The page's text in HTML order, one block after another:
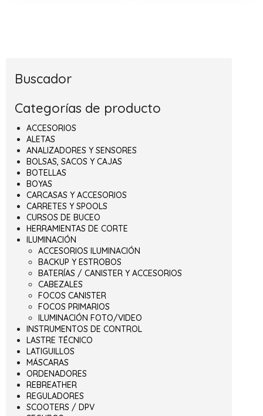
Buscador
Categorías de producto
ACCESORIOS
ALETAS
ANALIZADORES Y SENSORES
BOLSAS, SACOS Y CAJAS
BOTELLAS
BOYAS
CARCASAS Y ACCESORIOS
CARRETES Y SPOOLS
CURSOS DE BUCEO
HERRAMIENTAS DE CORTE
ILUMINACIÓN
ACCESORIOS ILUMINACIÓN
BACKUP Y ESTROBOS
BATERÍAS / CANISTER Y ACCESORIOS
CABEZALES
FOCOS CANISTER
FOCOS PRIMARIOS
ILUMINACIÓN FOTO/VIDEO
INSTRUMENTOS DE CONTROL
LASTRE TÉCNICO
LATIGUILLOS
MÁSCARAS
ORDENADORES
REBREATHER
REGULADORES
SCOOTERS / DPV